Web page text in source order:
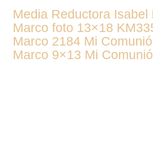
Media Reductora Isabel
Marco foto 13×18
Marco 2184 Mi
Marco 9×13 Mi